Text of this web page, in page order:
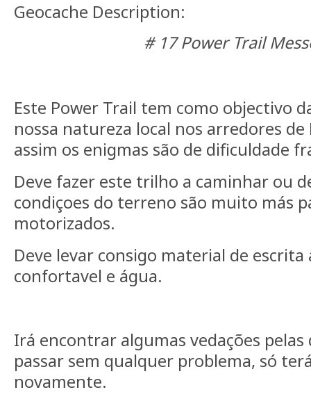
Geocache Description:
# 17 Power Trail
Este Power Trail tem como objectivo
nossa natureza local nos arredores de
assim os enigmas são de dificuldade
Deve fazer este trilho a caminhar ou
condiçoes do terreno são muito más
motorizados.
Deve levar consigo material de
confortavel e água.
Irá encontrar algumas vedações
passar sem qualquer problema, só
novamente.